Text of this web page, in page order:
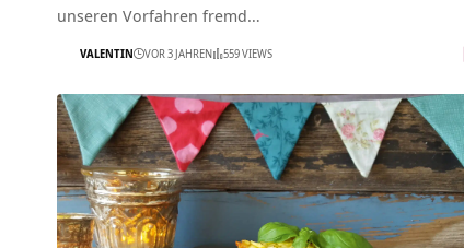
unseren Vorfahren fremd…
VALENTIN VOR 3 JAHREN 559 VIEWS